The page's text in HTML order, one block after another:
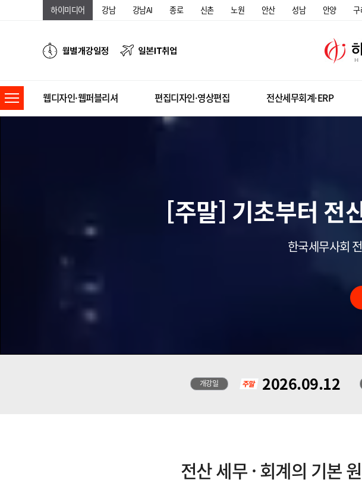
하이미디어 강남 강남AI 종로 신촌 노원 안산 성남 안양 구
웹디자인·웹퍼블리셔 편집디자인·영상편집 전산세무회계·ERP
[주말] 기초부
한국세무사회
개강일 2026.09.12
전산 세무 · 회계의 기본